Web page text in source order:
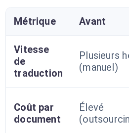
Métrique Avant
Vitesse
de
traduction
Plusieurs
(manuel)
Coût par
document
Élevé